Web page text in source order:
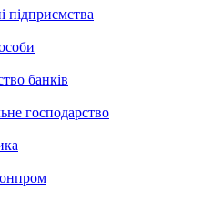
підприємства
банків
господарство